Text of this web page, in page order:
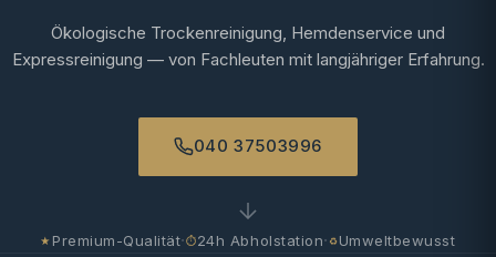
Ökologische Trockenreinigung, Hemdenservice und
Expressreinigung —von Fachleuten mit langjähriger Erfahrung.
040 37503996
★ Premium-Qualität·⏱24h Abholstation· ♻ Umweltbewusst